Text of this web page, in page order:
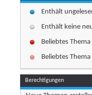
Enthält
Enthält keine
Beliebtes
Beliebtes
Berechtigungen